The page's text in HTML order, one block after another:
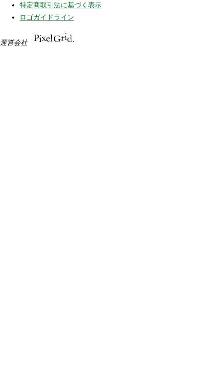
特定商取引法に基づく表示
ロゴガイドライン
運営会社